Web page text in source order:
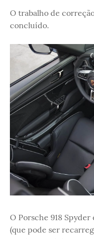
O trabalho de
concluído.
O Porsche 918
(que pode ser